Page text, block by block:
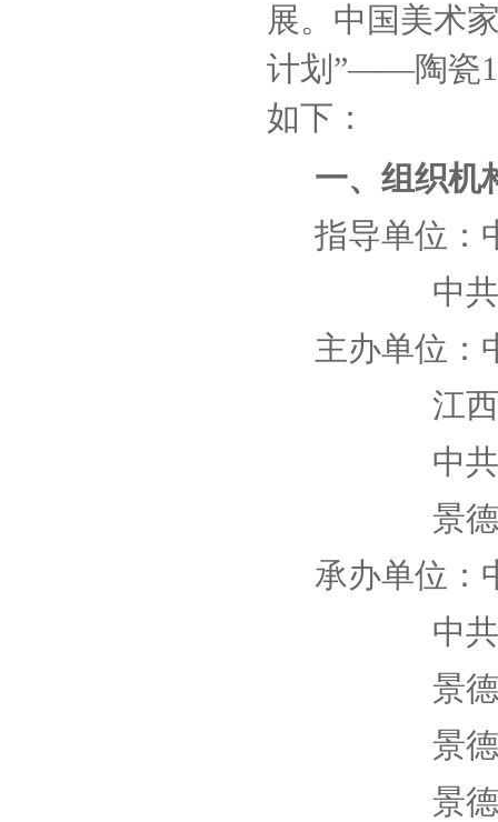
展。 中国美术
计划”——陶瓷
如下：
一、组织机
指导单位：
中
主办单位：
江
中
景
承办单位：
中
景
景
景